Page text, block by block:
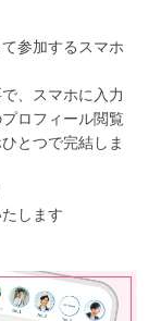
参加するスマホ
、スマホに入力
ロフィール閲覧
とつで完結しま
します